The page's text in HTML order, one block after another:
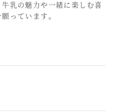
乳の魅力や一緒に楽しむ喜
っています。